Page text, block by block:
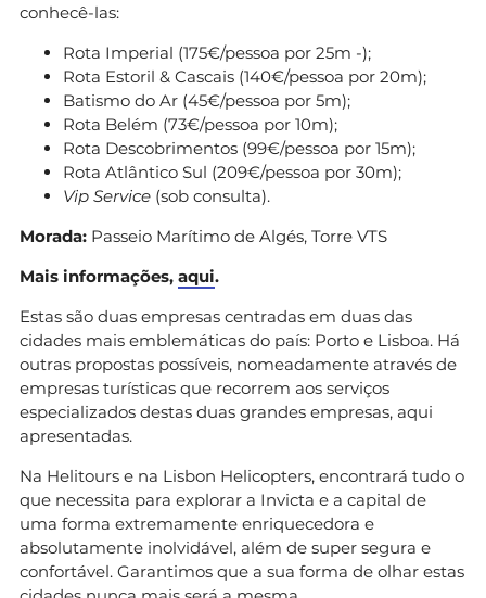
conhecê-las:
Rota Imperial (175€/pessoa por 25m -);
Rota Estoril & Cascais (140€/pessoa por 20m);
Batismo do Ar (45€/pessoa por 5m);
Rota Belém (73€/pessoa por 10m);
Rota Descobrimentos (99€/pessoa por 15m);
Rota Atlântico Sul (209€/pessoa por 30m);
Vip Service (sob consulta).
Morada: Passeio Marítimo de Algés, Torre VTS
Mais informações, aqui.
Estas são duas empresas centradas em duas das
cidades mais emblemáticas do país: Porto e Lisboa. Há
outras propostas possíveis, nomeadamente através de
empresas turísticas que recorrem aos serviços
especializados destas duas grandes empresas, aqui
apresentadas.
Na Helitours e na Lisbon Helicopters, encontrará tudo o
que necessita para explorar a Invicta e a capital de
uma forma extremamente enriquecedora e
absolutamente inolvidável, além de super segura e
confortável. Garantimos que a sua forma de olhar estas